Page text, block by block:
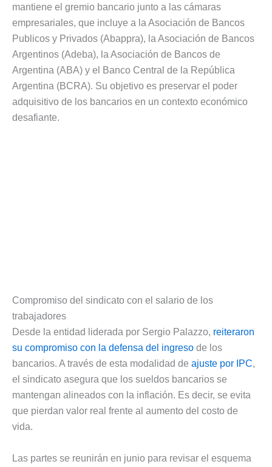
mantiene el gremio bancario junto a las cámaras
empresariales, que incluye a la Asociación de Bancos
Publicos y Privados (Abappra), la Asociación de Bancos
Argentinos (Adeba), la Asociación de Bancos de
Argentina (ABA) y el Banco Central de la República
Argentina (BCRA). Su objetivo es preservar el poder
adquisitivo de los bancarios en un contexto económico
desafiante.
Compromiso del sindicato con el salario de los
trabajadores
Desde la entidad liderada por Sergio Palazzo, reiteraron
su compromiso con la defensa del ingreso de los
bancarios. A través de esta modalidad de ajuste por IPC,
el sindicato asegura que los sueldos bancarios se
mantengan alineados con la inflación. Es decir, se evita
que pierdan valor real frente al aumento del costo de
vida.
Las partes se reunirán en junio para revisar el esquema